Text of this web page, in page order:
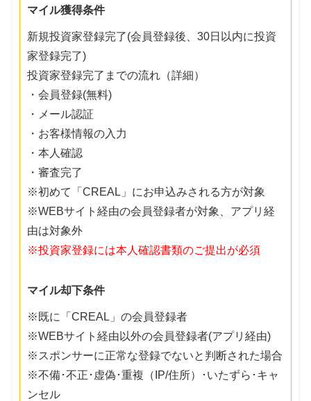
マイル獲得条件
新規投資家登録完了(会員登録後、30日以内に投資
家登録完了)
投資家登録完了までの流れ（詳細）
・会員登録(無料)
・メール認証
・お客様情報の入力
・本人確認
・審査完了
※初めて「CREAL」にお申込みされる方が対象
※WEBサイト経由の会員登録者が対象、アプリ経
由は対象外
※投資家登録には本人確認書類のご提出が必須
マイル却下条件
※既に「CREAL」の会員登録者
※WEBサイト経由以外の会員登録者(アプリ経由)
※スポンサーに正常な登録でないと判断された場合
※不備･不正･虚偽･重複（IP/住所）･いたずら･キャ
ンセル